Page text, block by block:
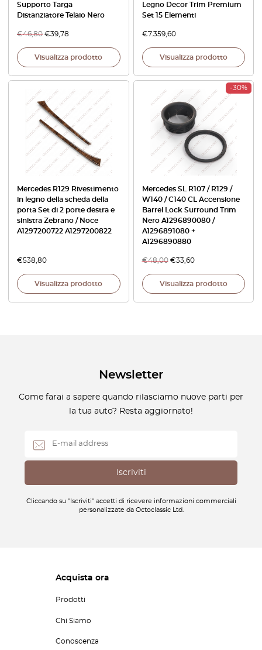
Supporto Targa
Distanziatore Telaio Nero
€46,80 €39,78
Visualizza prodotto
Legno Decor Trim Premium
Set 15 Elementi
€7.359,60
Visualizza prodotto
Mercedes R129 Rivestimento
in legno della scheda della
porta Set di 2 porte destra e
sinistra Zebrano / Noce
A1297200722 A1297200822
€538,80
Visualizza prodotto
-30%
Mercedes SL R107 / R129 /
W140 / C140 CL Accensione
Barrel Lock Surround Trim
Nero A1296890080 /
A1296891080 +
A1296890880
€48,00 €33,60
Visualizza prodotto
Newsletter
Come farai a sapere quando rilasciamo nuove parti per
la tua auto? Resta aggiornato!
Cliccando su "Iscriviti" accetti di ricevere informazioni commerciali
personalizzate da Octoclassic Ltd.
Acquista ora
Prodotti
Chi Siamo
Conoscenza